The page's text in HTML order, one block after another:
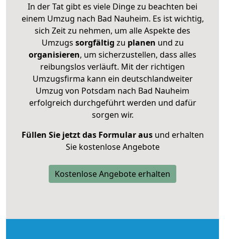
In der Tat gibt es viele Dinge zu beachten bei
einem Umzug nach Bad Nauheim. Es ist wichtig,
sich Zeit zu nehmen, um alle Aspekte des
Umzugs sorgfältig zu planen und zu
organisieren, um sicherzustellen, dass alles
reibungslos verläuft. Mit der richtigen
Umzugsfirma kann ein deutschlandweiter
Umzug von Potsdam nach Bad Nauheim
erfolgreich durchgeführt werden und dafür
sorgen wir.
Füllen Sie jetzt das Formular ausund erhalten
Sie kostenlose Angebote
Kostenlose Angebote erhalten